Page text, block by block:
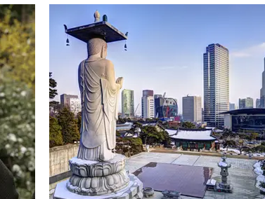
reçue
des
je
qui
Reconnu comme l’une des figures marquantes
de la nouvelle génération
de maîtres tibétains, Sa Sainteté le Gyalwang
Drukpa parcourt inlassablement le monde afin
de transmettre, avec beaucoup de clarté et de
profondeur, l'essence de la philosophie
bouddhique sur un ton résolument
contemporain. (...)